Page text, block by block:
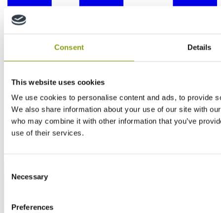
Consent Details
This website uses cookies
We use cookies to personalise content and ads, to provide
We also share information about your use of our site with
who may combine it with other information that you’ve
use of their services.
Selection
Necessary
Preferences